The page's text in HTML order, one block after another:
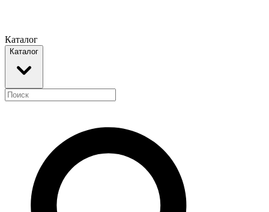
Каталог
Каталог